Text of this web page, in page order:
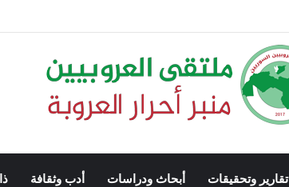
تقارير وتحقيقات أبحاث ودراسات أدب وثقافة